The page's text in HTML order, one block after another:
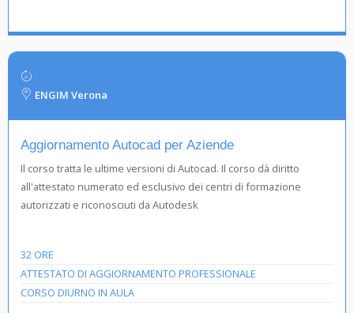
ENGIM Verona
Aggiornamento Autocad per Aziende
Il corso tratta le ultime versioni di Autocad. Il corso dà diritto
all'attestato numerato ed esclusivo dei centri di formazione
autorizzati e riconosciuti da Autodesk
32 ORE
ATTESTATO DI AGGIORNAMENTO PROFESSIONALE
CORSO DIURNO IN AULA